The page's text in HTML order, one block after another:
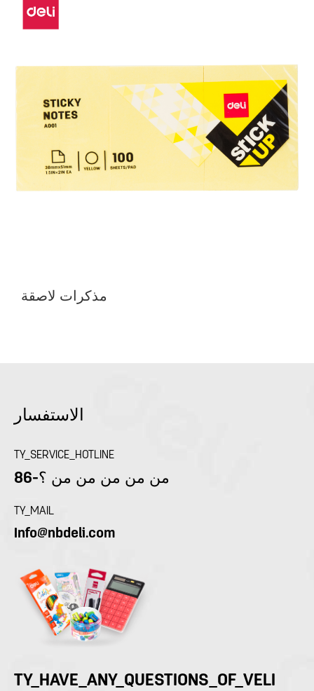
مذكرات لاصقة
الاستفسار
TY_SERVICE_HOTLINE
86-من من من من من ؟
TY_MAIL
Info@nbdeli.com
TY_HAVE_ANY_QUESTIONS_OF_VELI